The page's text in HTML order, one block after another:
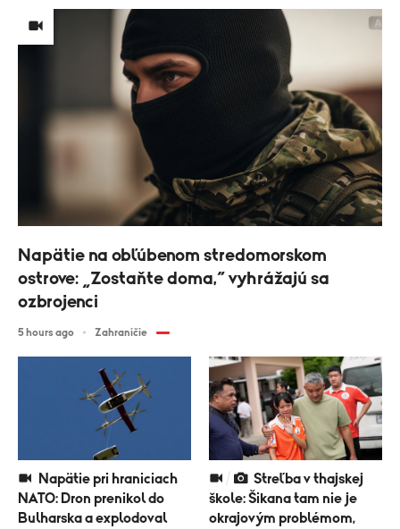
Napätie na obľúbenom stredomorskom
ostrove: „Zostaňte doma,“ vyhrážajú sa
ozbrojenci
5 hours ago Zahraničie
NATO: Dron prenikol do
Bulharska a explodoval
škole: Šikana tam nie je
okrajovým problémom,